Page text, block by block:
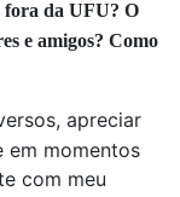
fora da UFU? O
e amigos? Como
apreciar
em momentos
com meu